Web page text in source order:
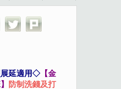
延適用◇ 【金
防制洗錢及打